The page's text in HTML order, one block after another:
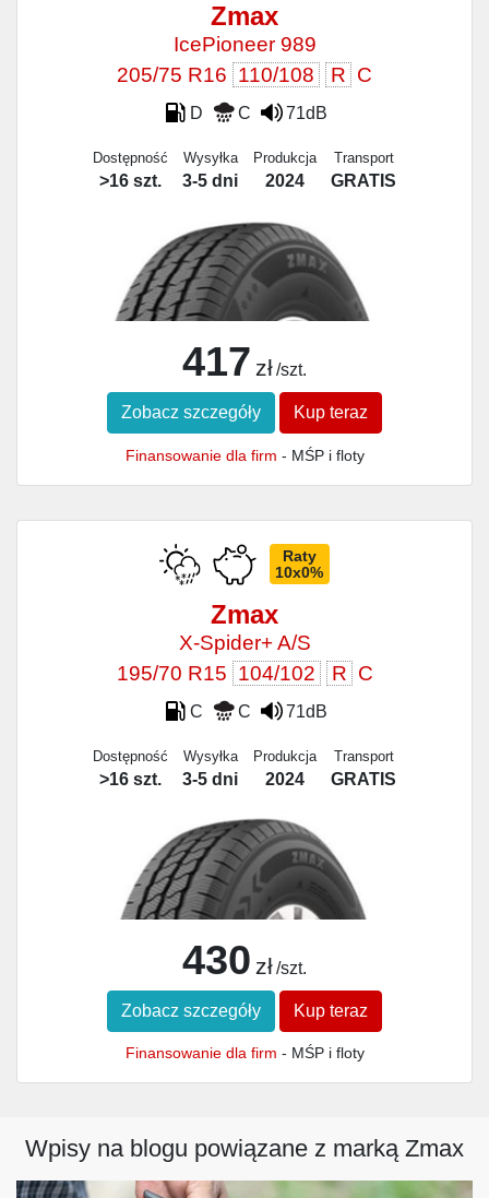
Zmax
IcePioneer 989
205/75 R16 110/108 R C
D C 71dB
Dostępność
>16 szt.
Wysyłka
3-5 dni
Produkcja
2024
Transport
GRATIS
417 zł /szt.
Zobacz szczegóły Kup teraz
Finansowanie dla firm - MŚP i floty
Raty
10x0%
Zmax
X-Spider+ A/S
195/70 R15 104/102 R C
C C 71dB
Dostępność
>16 szt.
Wysyłka
3-5 dni
Produkcja
2024
Transport
GRATIS
430 zł /szt.
Zobacz szczegóły Kup teraz
Finansowanie dla firm - MŚP i floty
Wpisy na blogu powiązane z marką Zmax